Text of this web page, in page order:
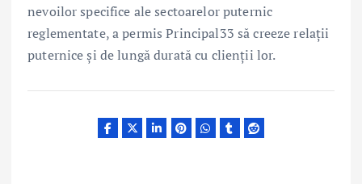
nevoilor specifice ale sectoarelor puternic
reglementate, a permis Principal33 să creeze relații
puternice și de lungă durată cu clienții lor.